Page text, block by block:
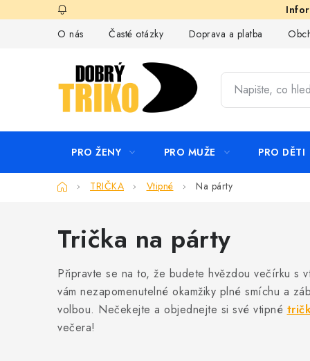
na
O nás
Časté otázky Doprava a platba
PRO ŽENY PRO MUŽE PRO DĚTI
DomůTRIČKA Vtipné Na párty
Trička na párty
Připravte se na to, že budete hvězdou večírku s
vám nezapomenutelné okamžiky plné smíchu a
volbou. Nečekejte a objednejte si své vtipné
večera!